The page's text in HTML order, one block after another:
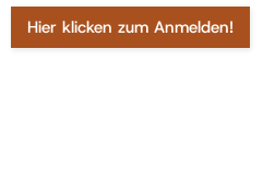
Hier klicken zum Anmelden!